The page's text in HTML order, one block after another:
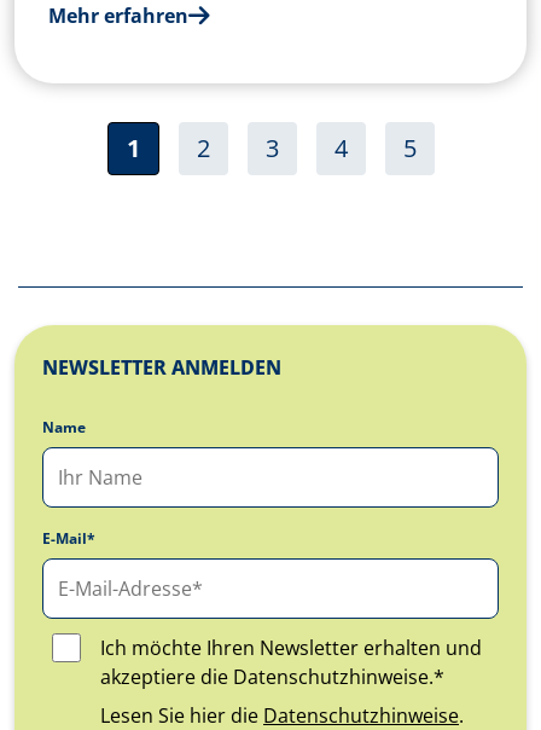
Mehr erfahren
Seitennummerierung
Aktuelle Seite
1 Seite
2 Seite
3 Seite
4 Seite
5
NEWSLETTER ANMELDEN
Name
E-Mail*
Ich möchte Ihren Newsletter erhalten und
akzeptiere die Datenschutzhinweise.*
Lesen Sie hier die Datenschutzhinweise.